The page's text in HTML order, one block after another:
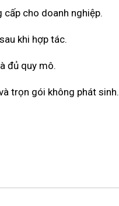
cho doanh nghiệp.
khi hợp tác.
đủ quy mô.
trọn gói không phát sinh.